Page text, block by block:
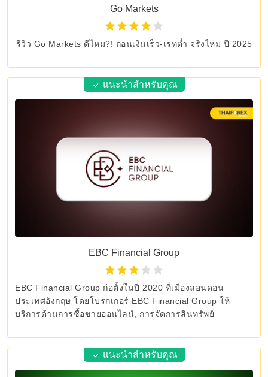
Go Markets
รีวิว Go Markets ดีไหม?! ถอนเงินเร็ว-เรทต่ำ จริงไหม ปี 2025
แนะนำสำหรับคุณ
EBC Financial Group
EBC Financial Group ก่อตั้งในปี 2020 ที่เมืองลอนดอน
ประเทศอังกฤษ โดยโบรกเกอร์ EBC Financial Group ให้
บริการด้านการซื้อขายออนไลน์, การจัดการสินทรัพย์
แนะนำสำหรับคุณ